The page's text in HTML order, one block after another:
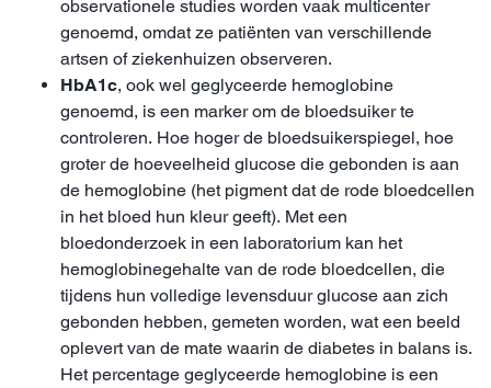
observationele studies worden vaak multicenter
genoemd, omdat ze patiënten van verschillende
artsen of ziekenhuizen observeren.
HbA1c, ook wel geglyceerde hemoglobine
genoemd, is een marker om de bloedsuiker te
controleren. Hoe hoger de bloedsuikerspiegel, hoe
groter de hoeveelheid glucose die gebonden is aan
de hemoglobine (het pigment dat de rode bloedcellen
in het bloed hun kleur geeft). Met een
bloedonderzoek in een laboratorium kan het
hemoglobinegehalte van de rode bloedcellen, die
tijdens hun volledige levensduur glucose aan zich
gebonden hebben, gemeten worden, wat een beeld
oplevert van de mate waarin de diabetes in balans is.
Het percentage geglyceerde hemoglobine is een